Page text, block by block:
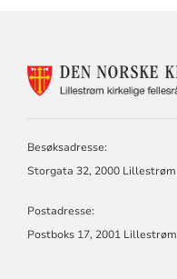
Besøksadresse:
Storgata 32, 2000 Lillestrøm
Postadresse:
Postboks 17, 2001 Lillestrøm